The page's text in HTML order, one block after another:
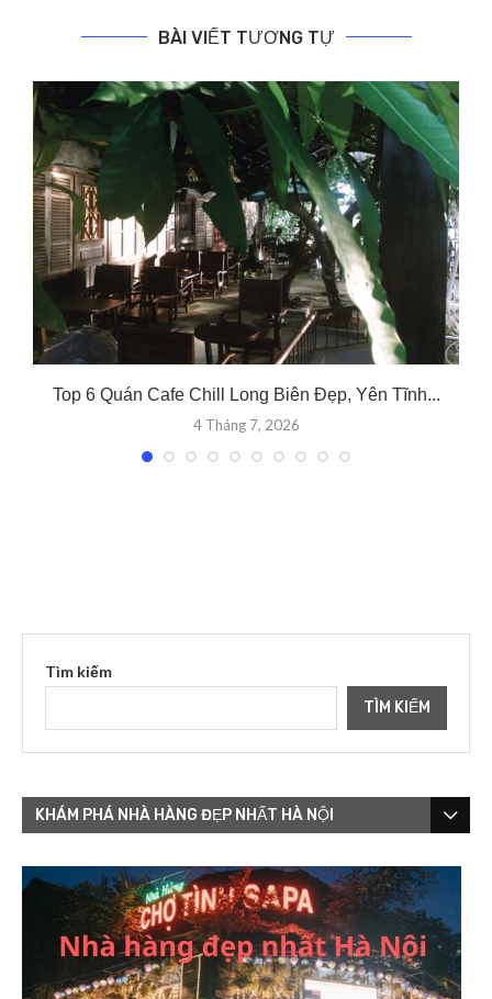
BÀI VIẾT TƯƠNG TỰ
Top 6 Quán Cafe Chill Long Biên Đẹp, Yên Tĩnh...
4 Tháng 7, 2026
Tìm kiếm
TÌM KIẾM
KHÁM PHÁ NHÀ HÀNG ĐẸP NHẤT HÀ NỘI